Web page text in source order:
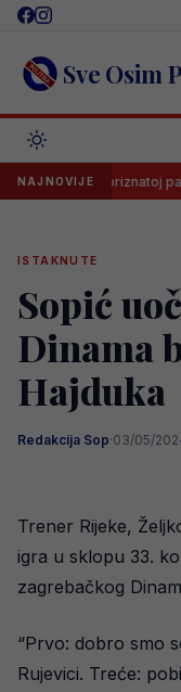
Skip
content Sve Osim
NAJNOVIJE
nepriznatoj
ISTAKNUTE
Sopić
Dinama
Hajduka
Redakcija Sop·03/05/
Trener Rijeke,
igra u sklopu 33.
zagrebačkog
“Prvo: dobro smo
Rujevici. Treće: